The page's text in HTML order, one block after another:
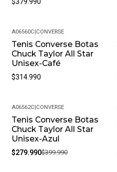
A06560C|CONVERSE
Tenis Converse Botas
Chuck Taylor All Star
Unisex-Café
$314.990
-30%
A06562C|CONVERSE
Tenis Converse Botas
Chuck Taylor All Star
Unisex-Azul
$279.990$399.990